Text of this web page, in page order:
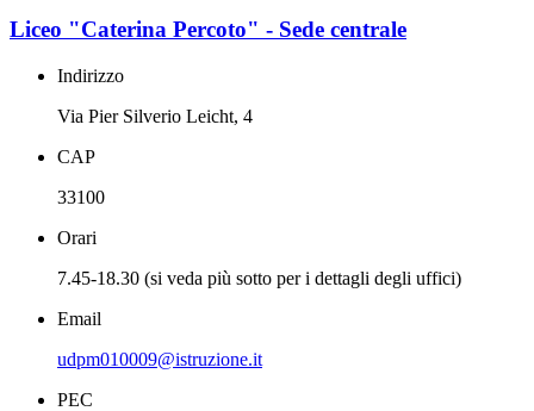
Liceo "Caterina Percoto" - Sede centrale
Indirizzo
Via Pier Silverio Leicht, 4
CAP
33100
Orari
7.45-18.30 (si veda più sotto per i dettagli degli uffici)
Email
udpm010009@istruzione.it
PEC